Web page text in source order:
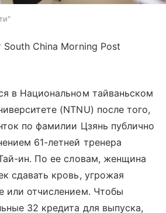
China Morning Post
в Национальном тайваньском
(NTNU) после того,
по фамилии Цзянь публично
61-летней тренера
ин. По ее словам, женщина
сдавать кровь, угрожая
или отчислением. Чтобы
32 кредита для выпуска,